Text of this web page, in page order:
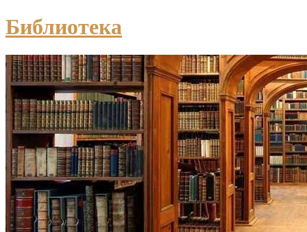
Библиотека